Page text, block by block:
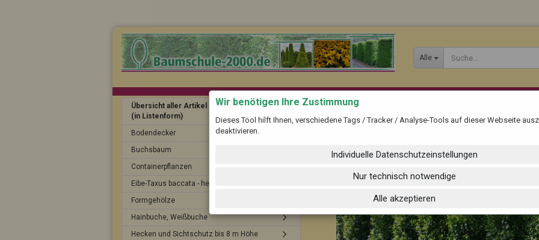
Alle
Startseite »
Kirschlorbeer (Alle Größen & Sorten) » Prunus lauroc. 'Novita'
Übersicht aller Artikel
(in Listenform)
Bodendecker
Buchsbaum
Containerpflanzen
Eibe-Taxus baccata - heimische Eibe
Formgehölze
Hainbuche, Weißbuche
Hecken und Sichtschutz bis 8 m Höhe
Wir benötigen Ihre Zustimmung
Dieses Tool hilft Ihnen, verschiedene Tags / Tracker / Analyse-Tools auf dieser Webseite
deaktivieren.
Individuelle Datenschutzeinstellungen
Nur technisch notwendige
Alle akzeptieren